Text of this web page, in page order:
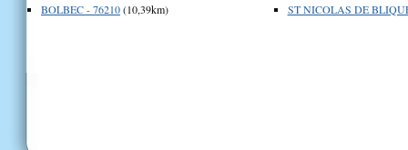
BOLBEC - 76210(10,39km)
ST NICOLAS DE